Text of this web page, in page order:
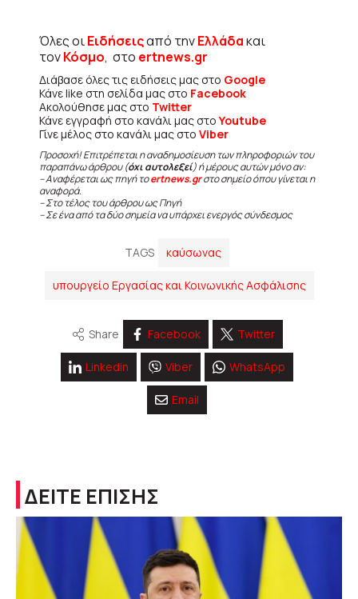
Όλες οιΕιδήσειςαπό τηνΕλλάδακαι
τονΚόσμο, στο ertnews.gr
Διάβασε όλες τις ειδήσεις μας στο Google
Κάνε like στη σελίδα μας στο Facebook
Ακολούθησε μας στο Twitter
Κάνε εγγραφή στο κανάλι μας στοYoutube
Γίνε μέλος στο κανάλι μας στο Viber
Προσοχή! Επιτρέπεται η αναδημοσίευση των πληροφοριών του
παραπάνω άρθρου (όχι αυτολεξεί) ή μέρους αυτών μόνο αν:
– Αναφέρεται ως πηγή τοertnews.grστο σημείο όπου γίνεται η
αναφορά.
– Στο τέλος του άρθρου ως Πηγή
– Σε ένα από τα δύο σημεία να υπάρχει ενεργός σύνδεσμος
TAGS καύσωνας
υπουργείο Εργασίας και Κοινωνικής Ασφάλισης
Share Facebook Twitter
Linkedin Viber WhatsApp
Email
ΔΕΙΤΕ ΕΠΙΣΗΣ